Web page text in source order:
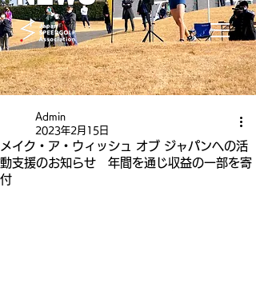
メイク・ア・ウィッシュ オブ ジャパンへの活
動支援のお知らせ 年間を通じ収益の一部を寄
付
Admin
2023年2月15日